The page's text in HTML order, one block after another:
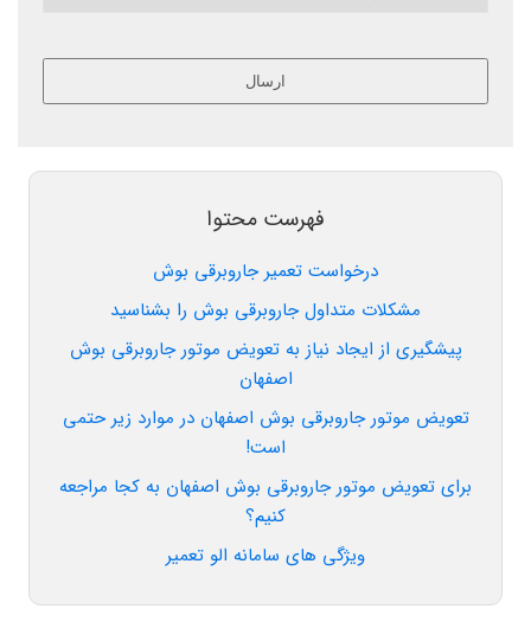
ارسال
فهرست محتوا
درخواست تعمیر جاروبرقی بوش
مشکلات متداول جاروبرقی بوش را بشناسید
پیشگیری از ایجاد نیاز به تعویض موتور جاروبرقی بوش
اصفهان
تعویض موتور جاروبرقی بوش اصفهان در موارد زیر حتمی
است!
برای تعویض موتور جاروبرقی بوش اصفهان به کجا مراجعه
کنیم؟
ویژگی های سامانه الو تعمیر